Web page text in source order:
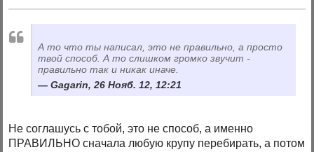
А то что ты написал, это не правильно, а просто
твой способ. А то слишком громко звучит -
правильно так и никак иначе.
Gagarin, 26 Нояб. 12, 12:21
Не соглашусь с тобой, это не способ, а именно
ПРАВИЛЬНО сначала любую крупу перебирать, а потом